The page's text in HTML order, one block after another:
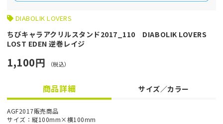
DIABOLIK LOVERS
ちびキャラアクリルスタンド2017_110 DIABOLIK LOVERS
LOST EDEN 逆巻レイジ
1,100円 （税込）
商品詳細 サイズ／カラー
AGF2017販売商品
サイズ：縦100mm×横100mm